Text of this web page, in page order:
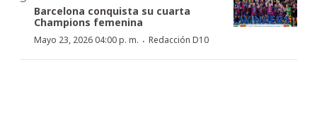
Barcelona conquista su cuarta
Champions femenina
Mayo 23, 2026 04:00 p. m. · Redacción D10